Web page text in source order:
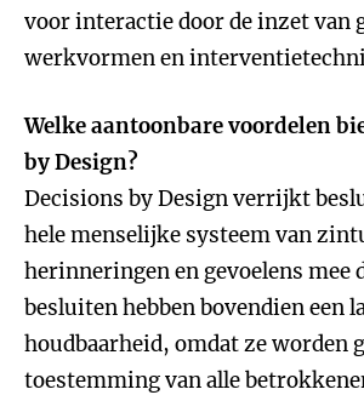
voor interactie door de inzet van
werkvormen en
Welke aantoonbare voordelen
by Design?
Decisions by Design verrijkt
hele menselijke systeem van
herinneringen en gevoelens mee
besluiten hebben bovendien een
houdbaarheid, omdat ze worden
toestemming van alle